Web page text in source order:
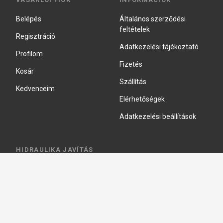
Belépés
Regisztráció
Profilom
Kosár
Kedvenceim
Általános szerződési
feltételek
Adatkezelési tájékoztató
Fizetés
Szállítás
Elérhetőségek
Adatkezelési beállítások
HIDRAULIKA JAVÍTÁS